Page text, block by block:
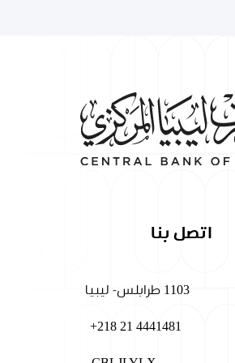
اتصل بنا
1103 طرابلس- ليبيا
+218 21 4441481